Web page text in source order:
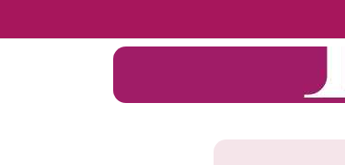
Ir a Inicio